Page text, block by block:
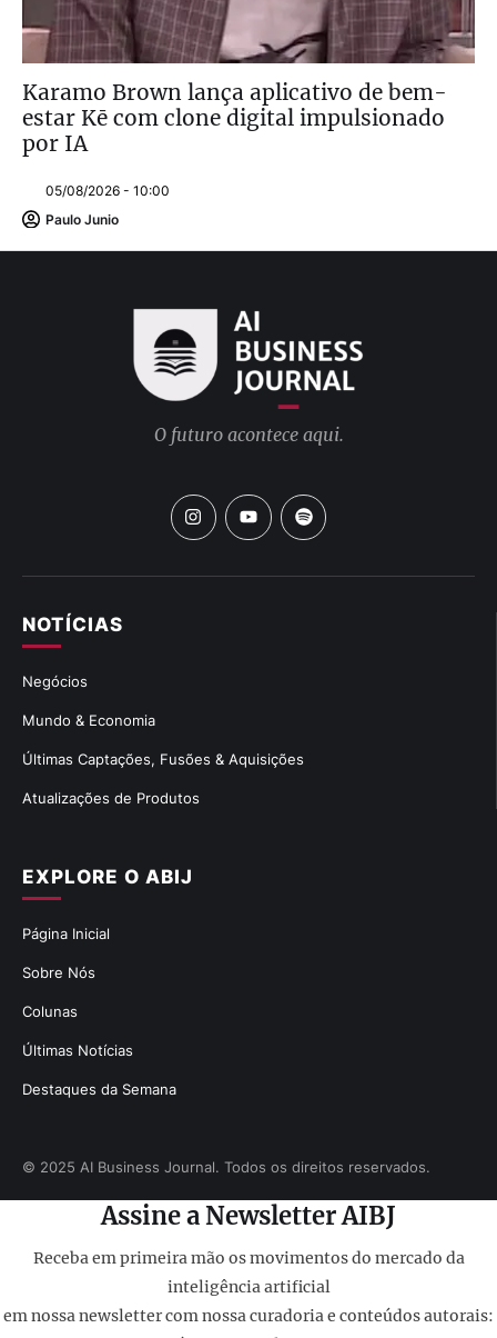
Karamo Brown lança aplicativo de bem-
estar Kē com clone digital impulsionado
por IA
05/08/2026 - 10:00
Paulo Junio
EXPLORE O ABIJ
Página Inicial
Sobre Nós
Colunas
Últimas Notícias
Destaques da Semana
NOTÍCIAS
Negócios
Mundo & Economia
Últimas Captações, Fusões & Aquisições
Atualizações de Produtos
O futuro acontece aqui.
© 2025 AI Business Journal. Todos os direitos reservados.
Assine a Newsletter AIBJ
Receba em primeira mão os movimentos do mercado da
inteligência artificial
em nossa newsletter com nossa curadoria e conteúdos autorais: